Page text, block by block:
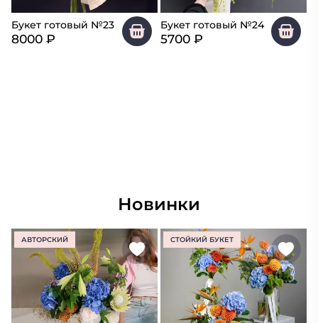
Букет готовый №23
8000 ₽
Букет готовый №24
5700 ₽
Новинки
АВТОРСКИЙ СТОЙКИЙ БУКЕТ